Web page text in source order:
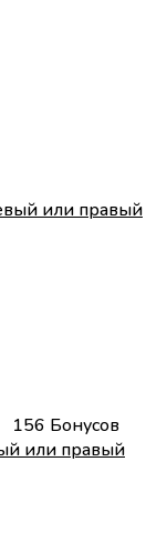
156 Бонусов
или правый